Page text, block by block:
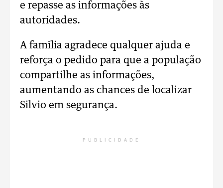
e repasse as informações às
autoridades.
A família agradece qualquer ajuda e
reforça o pedido para que a população
compartilhe as informações,
aumentando as chances de localizar
Silvio em segurança.
PUBLICIDADE